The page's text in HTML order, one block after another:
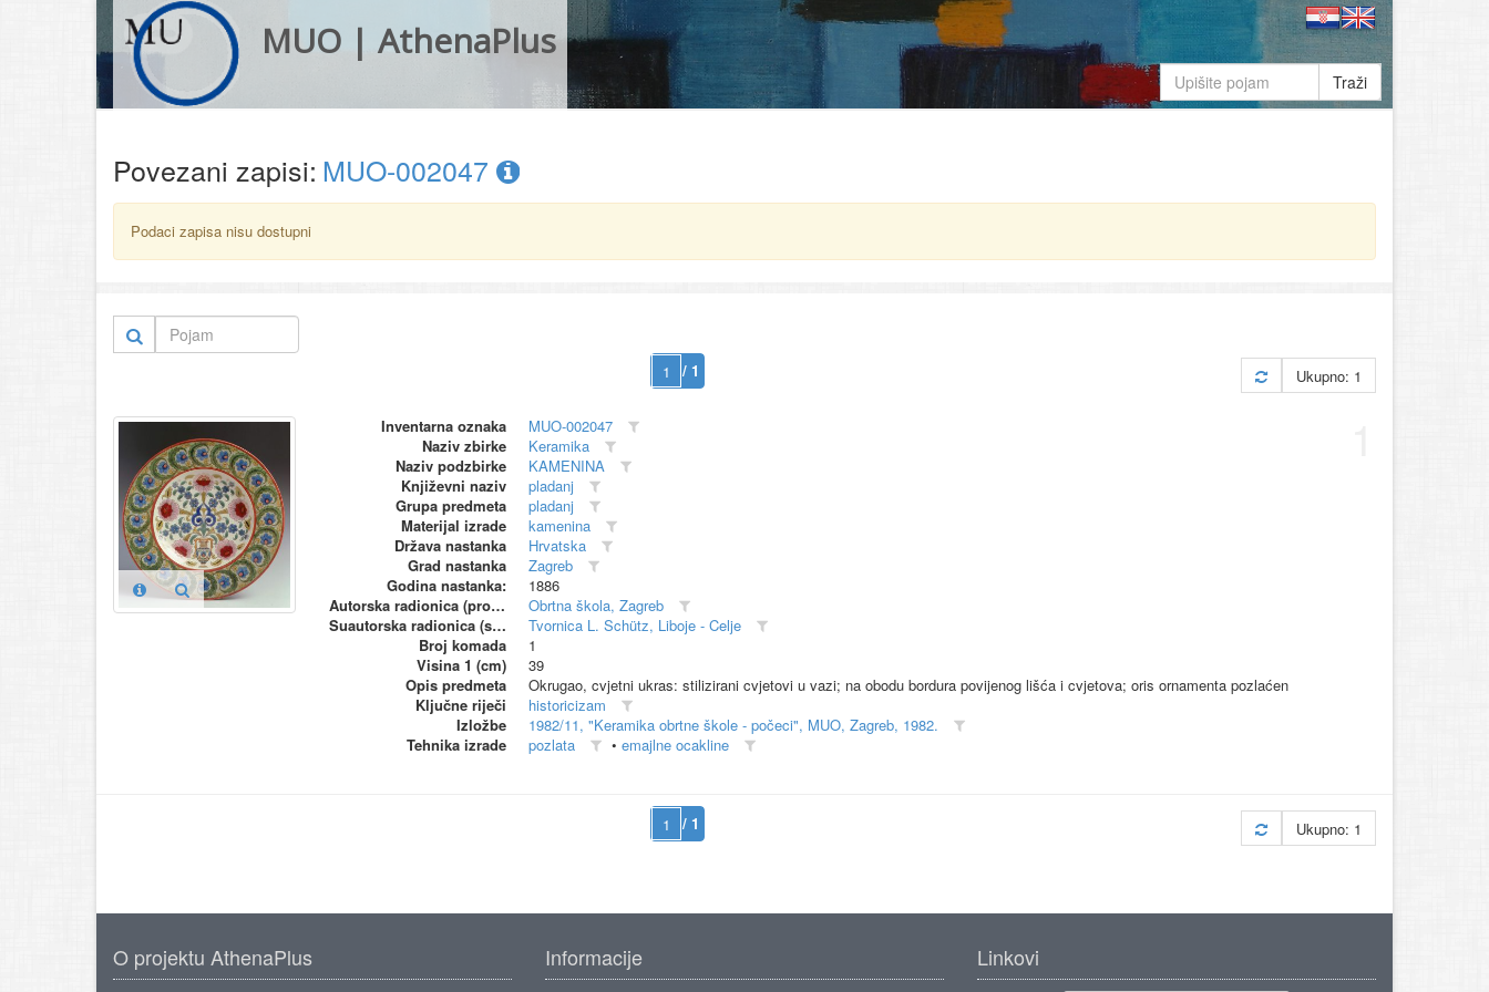
MUO | AthenaPlus
Traži
Povezani zapisi: MUO-002047
Podaci zapisa nisu dostupni
/ 1 Ukupno: 1
Inventarna oznaka
MUO-002047
Naziv zbirke
Keramika
Naziv podzbirke
KAMENINA
Književni naziv
pladanj
Grupa predmeta
pladanj
Materijal izrade
kamenina
Država nastanka
Hrvatska
Grad nastanka
Zagreb
Godina nastanka:
1886
Autorska radionica (proizvođač)
Obrtna škola, Zagreb
Suautorska radionica (suproizvođač)
Tvornica L. Schütz, Liboje - Celje
Broj komada
1
Visina 1 (cm)
39
Opis predmeta
Okrugao, cvjetni ukras: stilizirani cvjetovi u vazi; na obodu bordura povijenog lišća i cvjetova; oris ornamenta pozlaćen
Ključne riječi
historicizam
Izložbe
1982/11, "Keramika obrtne škole - počeci", MUO, Zagreb, 1982.
Tehnika izrade
pozlata • emajlne ocakline
/ 1 Ukupno: 1
O projektu AthenaPlus Informacije Linkovi